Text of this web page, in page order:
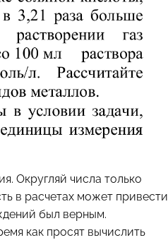
Округляй числа только
в расчетах может привести
был верным.
как просят вычислить